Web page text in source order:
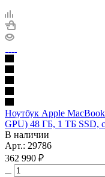
Ноутбук Apple
GPU) 48 ГБ, 1 ТБ SSD,
В наличии
Арт.: 29786
362 990 ₽